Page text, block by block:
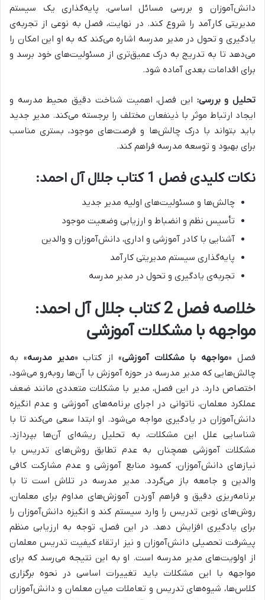
دانش‌آموزان و بررسی مسائل اساسی، پایه‌گذاری یک سیستم
مدیریتی کارآمد را شروع کند. در نهایت، فصل به نوعی از تجربه‌ی
یادگیری و تحول در مدیر مدرسه اشاره می‌کند که به او این امکان را
می‌دهد تا به تدریج به درک عمیق‌تری از مسئولیت‌های خود برسد و
برای اقدامات بعدی آماده شود.
تحلیل و بررسی: این فصل، اهمیت شناخت دقیق محیط مدرسه و
ایجاد ارتباط موثر با ذینفعان مختلف را برجسته می‌کند. مدیر جدید
باید بتواند با درک چالش‌ها و فرصت‌های موجود، بستری مناسب
برای بهبود و توسعه مدرسه فراهم کند.
نکات کلیدی فصل 1 کتاب جلال آل احمد:
چالش‌ها و مسئولیت‌های اولیه مدیر جدید
تأسیس نظم و انضباط و ارزیابی وضعیت موجود
آشنایی با کادر آموزشی و اداری، دانش‌آموزان و والدین
پایه‌گذاری سیستم مدیریتی کارآمد
تجربه‌ی یادگیری و تحول در مدیر مدرسه
خلاصه فصل 2 کتاب جلال آل احمد:
مواجهه با مشکلات آموزشی
فصل «مواجهه با مشکلات آموزشی» از کتاب «مدیر مدرسه» به
چالش‌هایی که مدیر مدرسه در حوزه آموزش با آن‌ها روبه‌رو می‌شود،
اختصاص دارد. در این فصل، مدیر با مشکلات متعددی مانند ضعف
عملکرد معلمان، ناتوانی در اجرای برنامه‌های آموزشی و عدم انگیزه
دانش‌آموزان در یادگیری مواجه می‌شود. او ابتدا سعی می‌کند تا با
شناسایی علل این مشکلات، به تحلیل ریشه‌ای آن‌ها بپردازد.
مشکلات آموزشی همچنان به عدم تطابق روش‌های تدریس با
نیازهای دانش‌آموزان، کمبود منابع آموزشی و عدم مشارکت کافی
والدین و جامعه باز می‌گردد. مدیر مدرسه در تلاش است تا با
برنامه‌ریزی دقیق و فراهم آوردن آموزش‌های مداوم برای معلمان،
روش‌های نوین تدریس را وارد سیستم کند و انگیزه دانش‌آموزان را
برای یادگیری افزایش دهد. در این فصل، توجه به ارزیابی منظم
پیشرفت تحصیلی دانش‌آموزان و نیز ارتقاء کیفیت تدریس معلمان
از اولویت‌های مدیر مدرسه است. او به این نتیجه می‌رسد که برای
مواجهه با این مشکلات باید تغییرات اساسی در نحوه برگزاری
کلاس‌ها، شیوه‌های تدریس و تعاملات میان معلمان و دانش‌آموزان